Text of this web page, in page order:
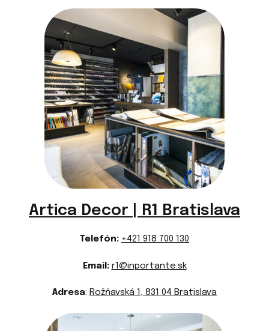
Artica Decor | R1 Bratislava
Telefón: +421 918 700 130
Email: r1@inportante.sk
Adresa: Rožňavská 1, 831 04 Bratislava